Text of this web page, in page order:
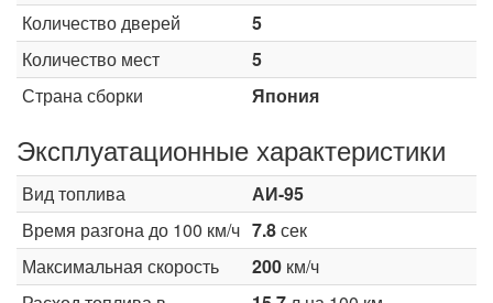
Количество дверей
5
Количество мест
5
Страна сборки
Япония
Эксплуатационные характеристики
Вид топлива
АИ-95
Время разгона до 100 км/ч 7.8сек
Максимальная скорость
200 км/ч